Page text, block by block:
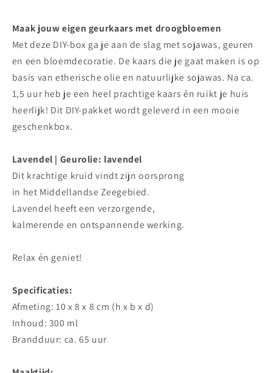
Maak jouw eigen geurkaars met droogbloemen
Met deze DIY-box ga je aan de slag met sojawas, geuren
en een bloemdecoratie. De kaars die je gaat maken is op
basis van etherische olie en natuurlijke sojawas. Na ca.
1,5 uur heb je een heel prachtige kaars én ruikt je huis
heerlijk! Dit DIY-pakket wordt geleverd in een mooie
geschenkbox.
Lavendel | Geurolie: lavendel
Dit krachtige kruid vindt zijn oorsprong
in het Middellandse Zeegebied.
Lavendel heeft een verzorgende,
kalmerende en ontspannende werking.
Relax én geniet!
Specificaties:
Afmeting: 10 x 8 x 8 cm (h x b x d)
Inhoud: 300 ml
Brandduur: ca. 65 uur